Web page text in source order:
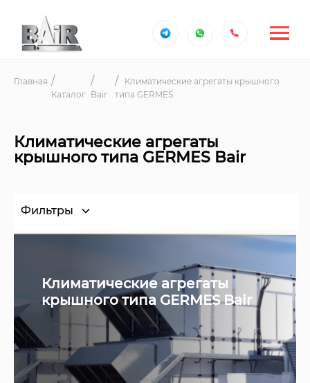
Главная
Каталог Bair
Климатические агрегаты крышного
типа GERMES
Климатические агрегаты
крышного типа GERMES Bair
Фильтры
Климатические агрегаты
крышного типа GERMES Bair